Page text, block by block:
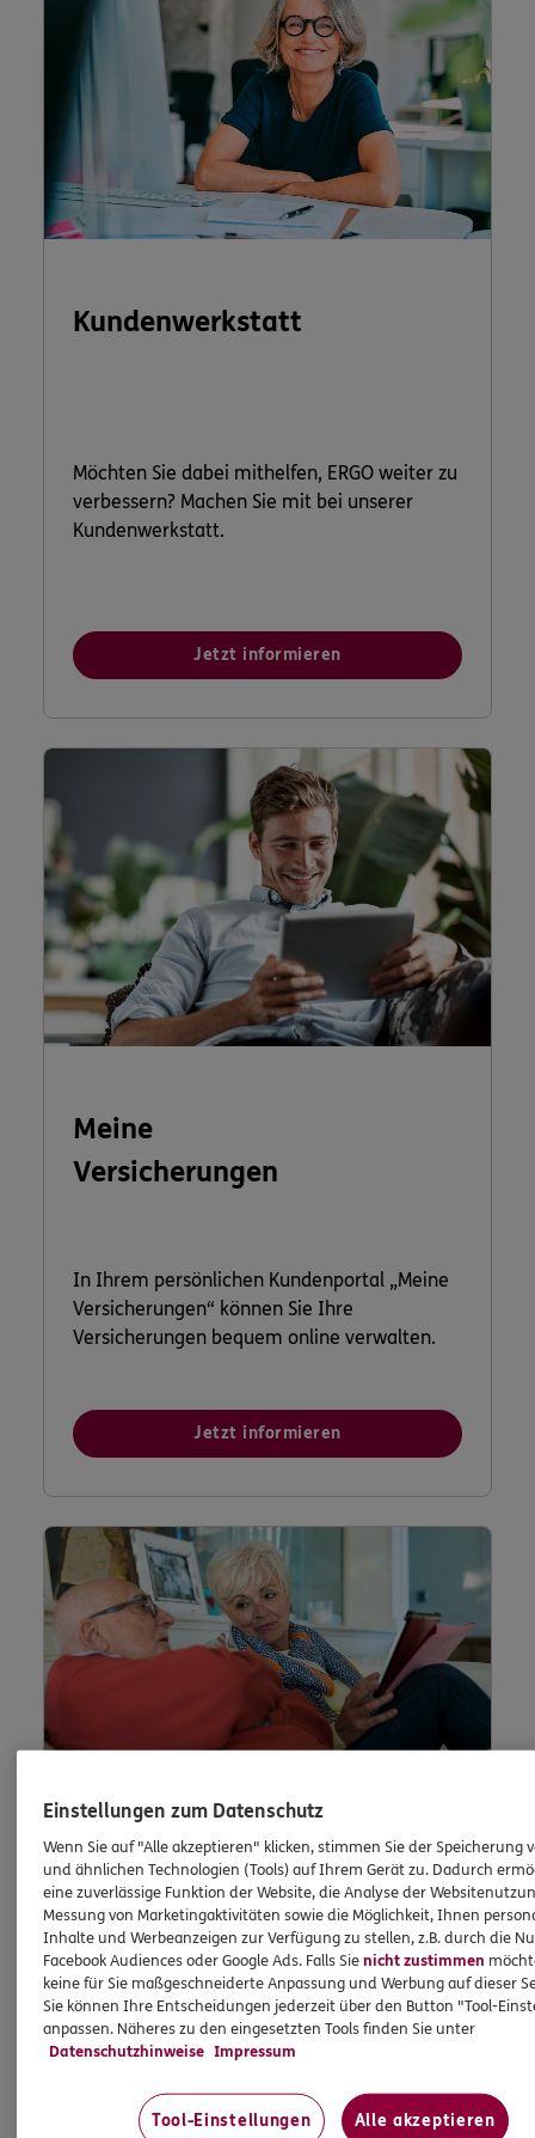
Kundenwerkstatt
Möchten Sie dabei mithelfen, ERGO weiter zu
verbessern? Machen Sie mit bei unserer
Kundenwerkstatt.
Jetzt informieren
Meine
Versicherungen
In Ihrem persönlichen Kundenportal „Meine
Versicherungen“ können Sie Ihre
Versicherungen bequem online verwalten.
Jetzt informieren
Lob und
Beschwerde
Waren Sie unzufrieden mit uns oder möchten
Sie uns loben? Dann können Sie uns Ihre
Einstellungen zum Datenschutz
Wenn Sie auf "Alle akzeptieren" klicken, stimmen Sie der Speicherung
und ähnlichen Technologien (Tools) auf Ihrem Gerät zu. Dadurch
eine zuverlässige Funktion der Website, die Analyse der
Messung von Marketingaktivitäten sowie die Möglichkeit, Ihnen
Inhalte und Werbeanzeigen zur Verfügung zu stellen, z.B. durch die
Facebook Audiences oder Google Ads. Falls Sienicht zustimmen
keine für Sie maßgeschneiderte Anpassung und Werbung auf dieser
Sie können Ihre Entscheidungen jederzeit über den Button "Tool-
anpassen. Näheres zu den eingesetzten Tools finden Sie unter
Datenschutzhinweise Impressum
Tool-Einstellungen Alle akzeptieren